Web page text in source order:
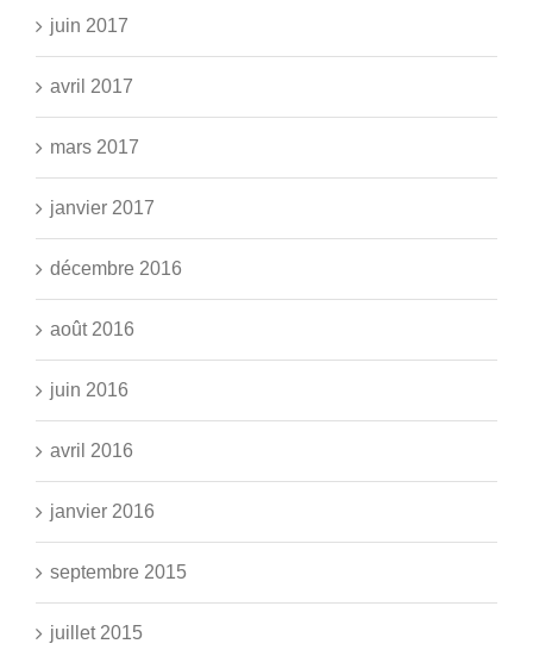
juin 2017
avril 2017
mars 2017
janvier 2017
décembre 2016
août 2016
juin 2016
avril 2016
janvier 2016
septembre 2015
juillet 2015